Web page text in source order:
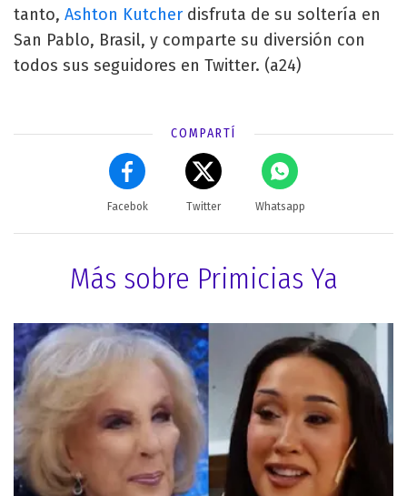
tanto, Ashton Kutcher disfruta de su soltería en
San Pablo, Brasil, y comparte su diversión con
todos sus seguidores en Twitter. (a24)
COMPARTÍ
Facebok Twitter Whatsapp
Más sobre Primicias Ya